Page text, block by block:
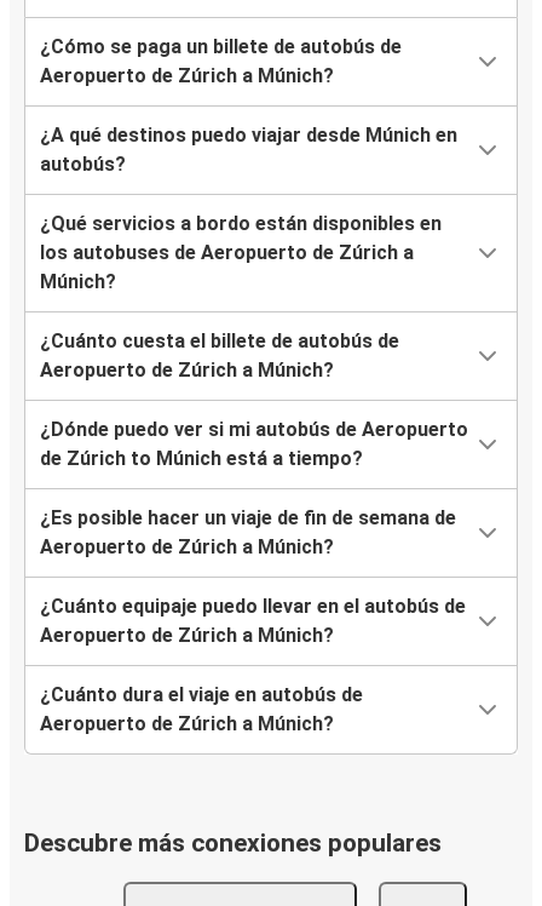
¿Cómo se paga un billete de autobús de
Aeropuerto de Zúrich a Múnich?
¿A qué destinos puedo viajar desde Múnich en
autobús?
¿Qué servicios a bordo están disponibles en
los autobuses de Aeropuerto de Zúrich a
Múnich?
¿Cuánto cuesta el billete de autobús de
Aeropuerto de Zúrich a Múnich?
¿Dónde puedo ver si mi autobús de Aeropuerto
de Zúrich to Múnich está a tiempo?
¿Es posible hacer un viaje de fin de semana de
Aeropuerto de Zúrich a Múnich?
¿Cuánto equipaje puedo llevar en el autobús de
Aeropuerto de Zúrich a Múnich?
¿Cuánto dura el viaje en autobús de
Aeropuerto de Zúrich a Múnich?
Descubre más conexiones populares